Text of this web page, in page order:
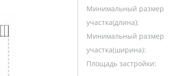
Минимальный размер
участка(длина):
Минимальный размер
участка(ширина):
Площадь застройки: